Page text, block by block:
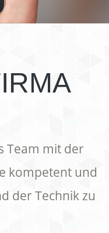
Team mit der
kompetent und
der Technik zu